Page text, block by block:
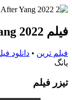
فیلم After Yang 2022 پس از یانگ
فیلم ترین • دانلود
یانگ
تيزر فيلم